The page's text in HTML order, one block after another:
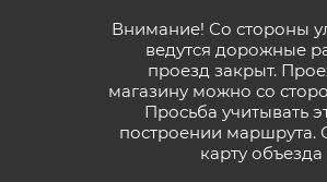
Внимание! Со стороны
ведутся дорожные
проезд закрыт.
магазину можно со
Просьба учитывать
построении маршрута.
карту объезда